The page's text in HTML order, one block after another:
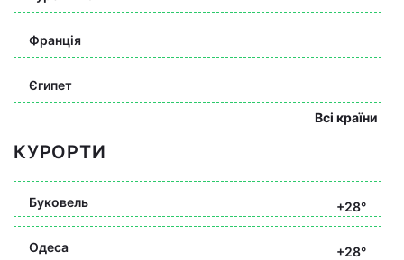
Франція
Єгипет
Всі країни
КУРОРТИ
Буковель +28°
Одеса +28°